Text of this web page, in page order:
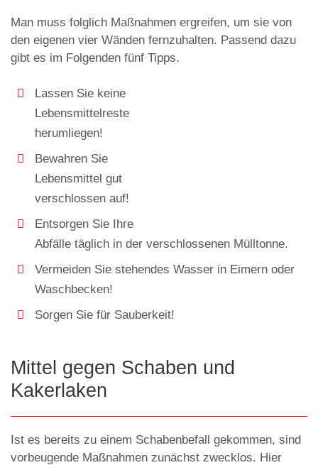
Man muss folglich Maßnahmen ergreifen, um sie von
den eigenen vier Wänden fernzuhalten. Passend dazu
gibt es im Folgenden fünf Tipps.
Lassen Sie keine
Lebensmittelreste
herumliegen!
Bewahren Sie
Lebensmittel gut
verschlossen auf!
Entsorgen Sie Ihre
Abfälle täglich in der verschlossenen Mülltonne.
Vermeiden Sie stehendes Wasser in Eimern oder
Waschbecken!
Sorgen Sie für Sauberkeit!
Mittel gegen Schaben und
Kakerlaken
Ist es bereits zu einem Schabenbefall gekommen, sind
vorbeugende Maßnahmen zunächst zwecklos. Hier